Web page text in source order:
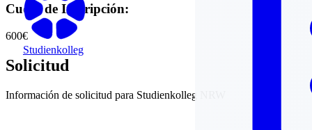
Studienkolleg
Cuota de Inscripción:
600€
Solicitud
Información de solicitud para Studienkolleg NRW